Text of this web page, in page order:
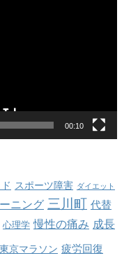
00:10
スポーツ障害 ダイエット
ニング 三川町 代替
心理学 慢性の痛み 成長
東京マラソン 疲労回復